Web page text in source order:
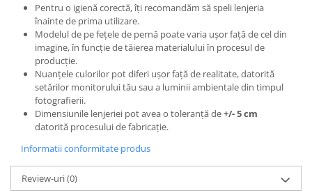
Pentru o igienă corectă, îți recomandăm să speli lenjeria
înainte de prima utilizare.
Modelul de pe fețele de pernă poate varia ușor față de cel din
imagine, în funcție de tăierea materialului în procesul de
producție.
Nuanțele culorilor pot diferi ușor față de realitate, datorită
setărilor monitorului tău sau a luminii ambientale din timpul
fotografierii.
Dimensiunile lenjeriei pot avea o toleranță de+/- 5 cm
datorită procesului de fabricație.
Informatii conformitate produs
Review-uri(0)